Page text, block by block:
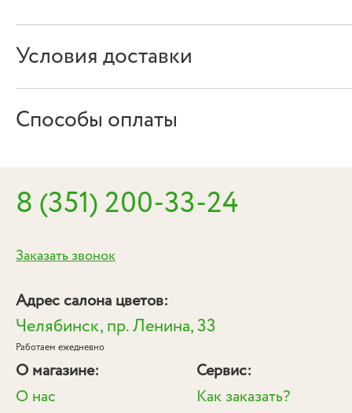
Условия доставки
Способы оплаты
8 (351) 200-33-24
Заказать звонок
Адрес салона цветов:
Челябинск, пр. Ленина, 33
Работаем ежедневно
О магазине:
О нас
Сервис:
Как заказать?